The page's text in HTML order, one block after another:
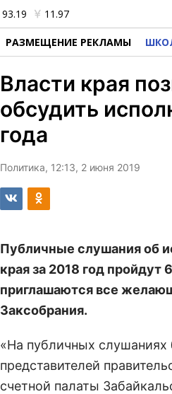
93.19 11.97
РАЗМЕЩЕНИЕ РЕКЛАМЫ
Власти края
обсудить
года
Политика, 12:13, 2 июня 2019
Публичные слушания об
края за 2018 год
приглашаются все
Заксобрания.
«На публичных
представителей
счетной палаты